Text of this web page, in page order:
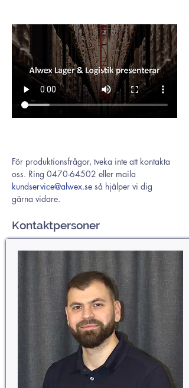
För produktionsfrågor, tveka inte att kontakta
oss. Ring 0470-64502 eller maila
kundservice@alwex.se så hjälper vi dig
gärna vidare.
Kontaktpersoner